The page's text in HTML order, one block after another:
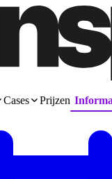
Cases Prijzen